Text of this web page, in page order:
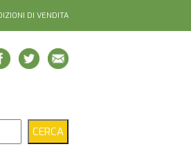
DI VENDITA